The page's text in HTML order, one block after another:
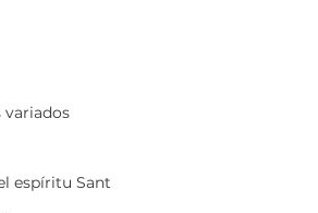
variados
espíritu Sant